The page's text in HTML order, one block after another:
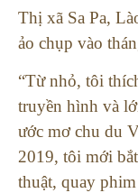
Thị xã Sa Pa,
ảo chụp vào
“Từ nhỏ, tôi
truyền hình và
ước mơ chu du
2019, tôi mới
thuật, quay